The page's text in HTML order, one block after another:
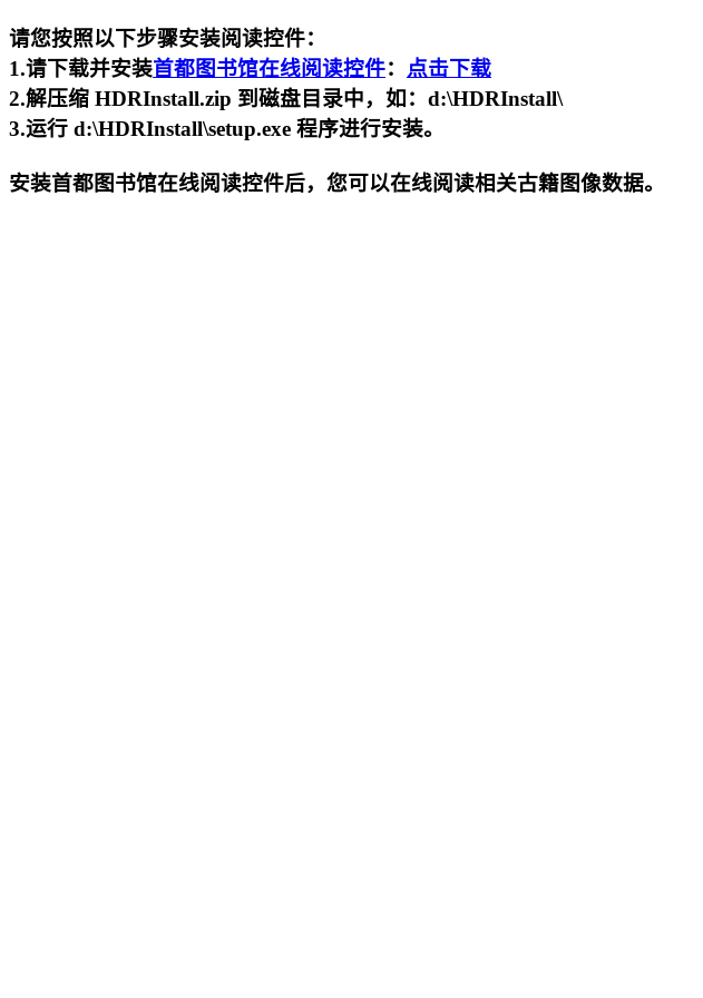
请您按照以下步骤安装阅读控件：
1.请下载并安装首都图书馆在线阅读控件： 点击下载
2.解压缩 HDRInstall.zip 到磁盘目录中，如：d:\HDRInstall\
3.运行 d:\HDRInstall\setup.exe 程序进行安装。
安装首都图书馆在线阅读控件后，您可以在线阅读相关古籍图像数据。